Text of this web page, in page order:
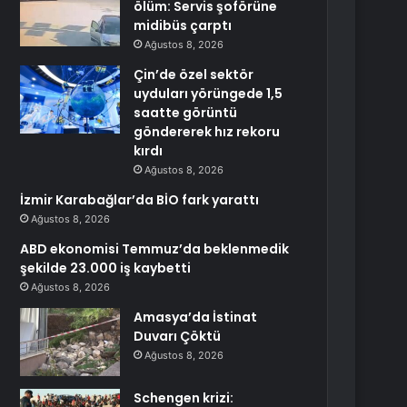
ölüm: Servis şoförüne
midibüs çarptı
Ağustos 8, 2026
Çin’de özel sektör
uyduları yörüngede 1,5
saatte görüntü
göndererek hız rekoru
kırdı
Ağustos 8, 2026
İzmir Karabağlar’da BİO fark yarattı
Ağustos 8, 2026
ABD ekonomisi Temmuz’da beklenmedik
şekilde 23.000 iş kaybetti
Ağustos 8, 2026
Amasya’da İstinat
Duvarı Çöktü
Ağustos 8, 2026
Schengen krizi: